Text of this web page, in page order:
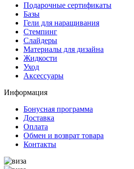
Подарочные сертификаты
Базы
Гели для наращивания
Стемпинг
Слайдеры
Материалы для дизайна
Жидкости
Уход
Аксессуары
Информация
Бонусная программа
Доставка
Оплата
Обмен и возврат товара
Контакты